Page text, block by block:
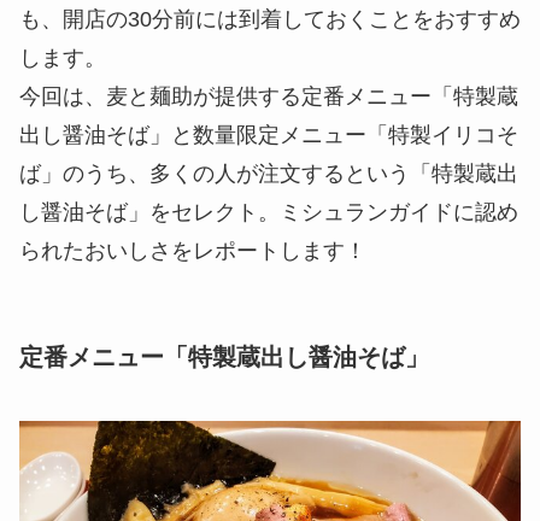
も、開店の30分前には到着しておくことをおすすめ
します。
今回は、麦と麺助が提供する定番メニュー「特製蔵
出し醤油そば」と数量限定メニュー「特製イリコそ
ば」のうち、多くの人が注文するという「特製蔵出
し醤油そば」をセレクト。ミシュランガイドに認め
られたおいしさをレポートします！
定番メニュー「特製蔵出し醤油そば」